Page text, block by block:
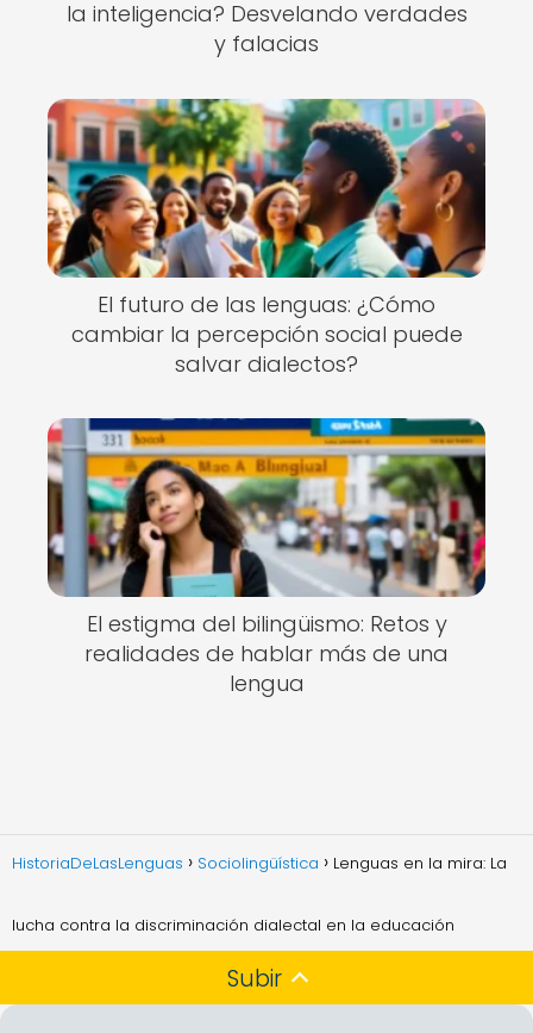
la inteligencia? Desvelando verdades
y falacias
El futuro de las lenguas: ¿Cómo
cambiar la percepción social puede
salvar dialectos?
El estigma del bilingüismo: Retos y
realidades de hablar más de una
lengua
HistoriaDeLasLenguas Sociolingüística Lenguas en la mira: La
lucha contra la discriminación dialectal en la educación
Subir